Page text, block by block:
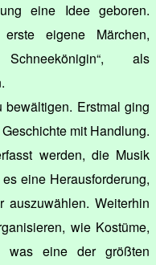
eine Idee geboren.
eigene Märchen,
als
Erstmal ging
mit Handlung.
werden, die Musik
eine Herausforderung,
Weiterhin
wie Kostüme,
was eine der größten